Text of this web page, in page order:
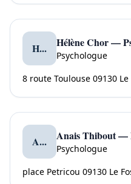
H... Hélène Chor —
Psychologue
8 route Toulouse 09130 Le
A... Anais Thibout —
Psychologue
place Petricou 09130 Le